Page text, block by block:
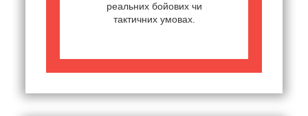
реальних бойових чи
тактичних умовах.